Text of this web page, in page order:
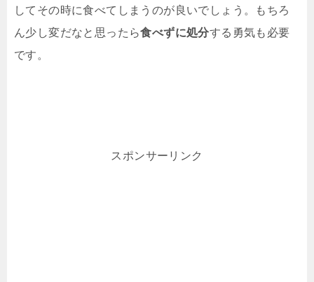
してその時に食べてしまうのが良いでしょう。もちろ
ん少し変だなと思ったら食べずに処分する勇気も必要
です。
スポンサーリンク